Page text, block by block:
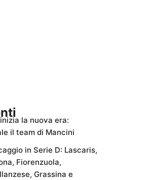
la nuova era:
il team di Mancini
in Serie D: Lascaris,
Fiorenzuola,
Grassina e